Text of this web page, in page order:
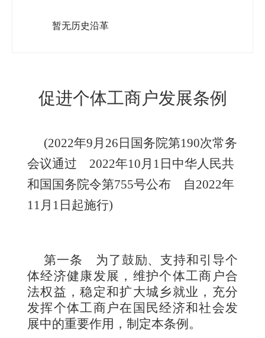
暂无历史沿革
促进个体工商户发展条例
(2022年9月26日国务院第190次常务
会议通过 2022年10月1日中华人民共
和国国务院令第755号公布 自2022年
11月1日起施行)
第一条 为了鼓励、支持和引导个
体经济健康发展，维护个体工商户合
法权益，稳定和扩大城乡就业，充分
发挥个体工商户在国民经济和社会发
展中的重要作用，制定本条例。